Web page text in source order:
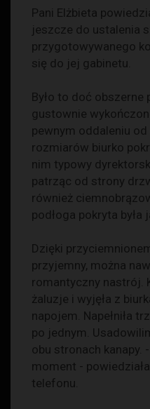
Pani Elżbieta
jeszcze do ustalenia
przygotowywanego
się do jej gabinetu.
Było to doć obszerne
gustownie
pewnym oddaleniu od
rozmiarów biurko
nim typowy
patrząc od strony
również
podłoga pokryta była
Dzięki
przyjemny, można
romantyczny nastrój.
żaluzje i wyjęła z
napojem. Napełniła
po jednym.
obu stronach kanapy.
moment -
telefonu.